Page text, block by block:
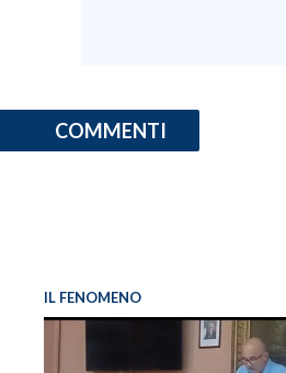
COMMENTI
IL FENOMENO